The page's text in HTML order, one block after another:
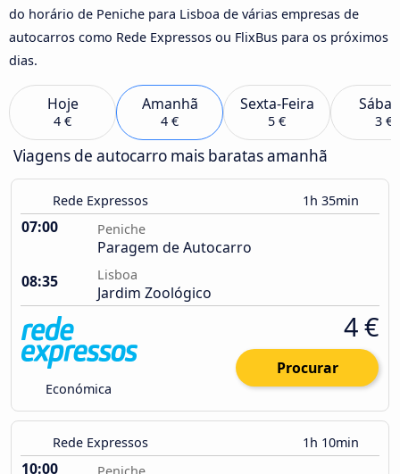
do horário de Peniche para Lisboa de várias empresas de
autocarros como Rede Expressos ou FlixBus para os próximos
dias.
Hoje
4 €
Amanhã
4 €
Sexta-Feira
5 € 3 €
Viagens de autocarro mais baratas amanhã
Rede Expressos 1h 35min
07:00 Peniche
Paragem de Autocarro
08:35
Lisboa
Jardim Zoológico
Económica
4 €
Procurar
Rede Expressos 1h 10min
10:00